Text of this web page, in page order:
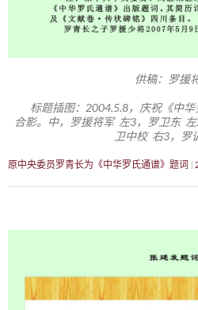
供稿：罗
标题插图：2004.5.8，庆祝《中
合影。中，罗援将军 左3，罗卫东
卫中校 右3，罗
原中央委员罗青长为《中华罗氏通谱》题词